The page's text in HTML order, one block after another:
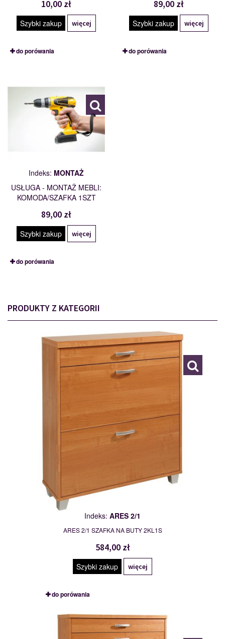
10,00 zł
Szybki zakup więcej
do porówania
89,00 zł
Szybki zakup więcej
do porówania
Indeks: MONTAŻ
USŁUGA - MONTAŻ MEBLI:
KOMODA/SZAFKA 1SZT
89,00 zł
Szybki zakup więcej
do porówania
PRODUKTY Z KATEGORII
111475
Indeks: ARES 2/1
ARES 2/1 SZAFKA NA BUTY 2KL1S
584,00 zł
Szybki zakup więcej
do porówania
ARES 3/1